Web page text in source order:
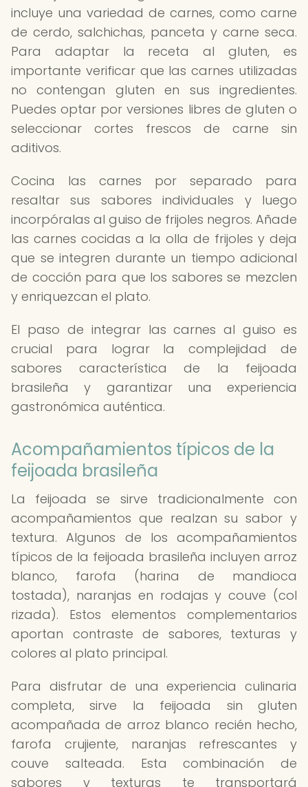
incluye una variedad de carnes, como carne
de cerdo, salchichas, panceta y carne seca.
Para adaptar la receta al gluten, es
importante verificar que las carnes utilizadas
no contengan gluten en sus ingredientes.
Puedes optar por versiones libres de gluten o
seleccionar cortes frescos de carne sin
aditivos.
Cocina las carnes por separado para
resaltar sus sabores individuales y luego
incorpóralas al guiso de frijoles negros. Añade
las carnes cocidas a la olla de frijoles y deja
que se integren durante un tiempo adicional
de cocción para que los sabores se mezclen
y enriquezcan el plato.
El paso de integrar las carnes al guiso es
crucial para lograr la complejidad de
sabores característica de la feijoada
brasileña y garantizar una experiencia
gastronómica auténtica.
Acompañamientos típicos de la
feijoada brasileña
La feijoada se sirve tradicionalmente con
acompañamientos que realzan su sabor y
textura. Algunos de los acompañamientos
típicos de la feijoada brasileña incluyen arroz
blanco, farofa (harina de mandioca
tostada), naranjas en rodajas y couve (col
rizada). Estos elementos complementarios
aportan contraste de sabores, texturas y
colores al plato principal.
Para disfrutar de una experiencia culinaria
completa, sirve la feijoada sin gluten
acompañada de arroz blanco recién hecho,
farofa crujiente, naranjas refrescantes y
couve salteada. Esta combinación de
sabores y texturas te transportará